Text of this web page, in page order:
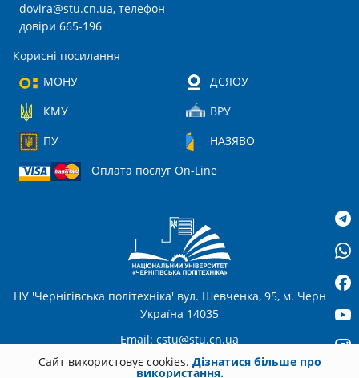
dovira@stu.cn.ua, телефон
довіри 665-196
Корисні посилання
МОНУ
ДСЯОУ
КМУ
ВРУ
ПУ
НАЗЯВО
Оплата послуг On-Line
НУ 'Чернігівська політехніка' вул. Шевченка, 95, м. Чернігів,
Україна 14035
Email: cstu@stu.cn.ua
Сайт використовує cookies. Дізнатися більше про
використання.